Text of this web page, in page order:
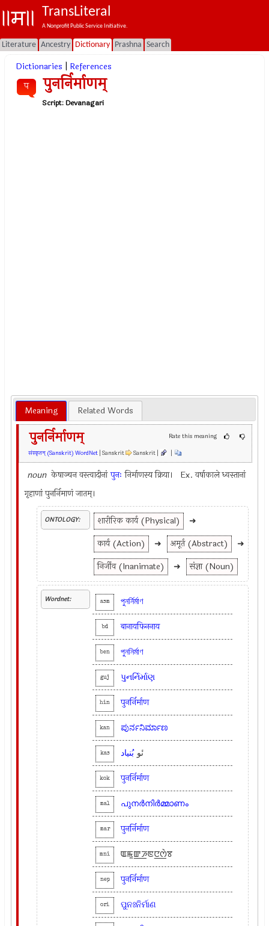
TransLiteral
A Nonprofit Public Service Initiative.
Literature Ancestry Dictionary Prashna Search
Dictionaries References
प पुनर्निर्माणम्
Script:Devanagari
Meaning Related Words
Rate this meaning
पुनर्निर्माणम्
संस्कृतम् (Sanskrit) WordNet | Sanskrit Sanskrit | |
noun केषाञ्चन वस्त्वादीनांपुनः निर्माणस्य क्रिया। Ex.वर्षाकाले ध्वस्तानां
गृहाणां पुनर्निमाणं जातम्।
ONTOLOGY: शारीरिक कार्य (Physical)
➜
कार्य (Action)
➜ अमूर्त (Abstract)
➜
निर्जीव (Inanimate)
➜ संज्ञा (Noun)
Wordnet: asm পুনর্নির্মাণ
bd बानायफिननाय
ben পুননির্মাণ
guj પુનર્નિર્માણ
hin पुनर्निर्माण
kan ಪುರ್ನನಿರ್ಮಾಣ
kas نٔو بُنیاد
kok पुनर्निर्माण
mal പുനര്‍നിര്‍മ്മാണം
mar पुनर्निर्माण
mni ꯑꯃꯨꯛ꯭ꯍꯟꯅ꯭ꯁꯥꯕ
nep पुनर्निर्माण
ori ପୁନଃନିର୍ମାଣ